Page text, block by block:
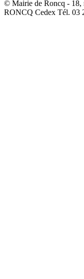
© Mairie de Roncq - 18,
RONCQ Cedex Tél. 03